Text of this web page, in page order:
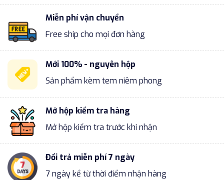
Miễn phí vận chuyển
Free ship cho mọi đơn hàng
Mới 100% - nguyên hộp
Sản phẩm kèm tem niêm phong
Mở hộp kiểm tra hàng
Mở hộp kiểm tra trước khi nhận
Đổi trả miễn phí 7 ngày
7 ngày kể từ thời điểm nhận hàng